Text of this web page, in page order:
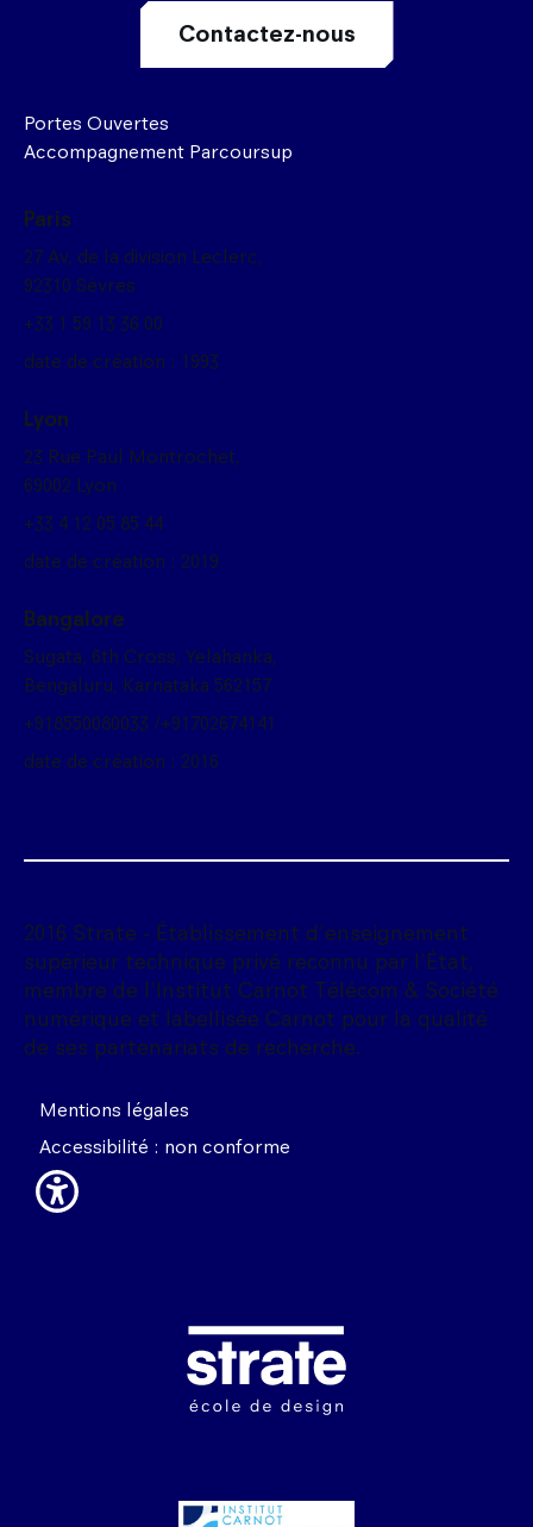
Image
2016 Strate - Établissement d'enseignement
supérieur technique privé reconnu par l'État,
membre de l'Institut Carnot Télécom & Société
numérique et labellisée Carnot pour la qualité
de ses partenariats de recherche.
Mentions légales
Accessibilité : non conforme
Portes Ouvertes
Accompagnement Parcoursup
Contactez-nous
Paris
27 Av, de la division Leclerc,
92310 Sèvres
+33 1 59 13 36 00
date de création : 1993
Lyon
23 Rue Paul Montrochet,
69002 Lyon
+33 4 12 05 85 44
date de création : 2019
Bangalore
Sugata, 6th Cross, Yelahanka,
Bengaluru, Karnataka 562157
+918550080033 /+91702674141
date de création : 2016